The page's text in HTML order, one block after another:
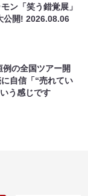
ン「笑う錯覚展」
公開!2026.08.06
の全国ツアー開
自信「“売れてい
う感じです